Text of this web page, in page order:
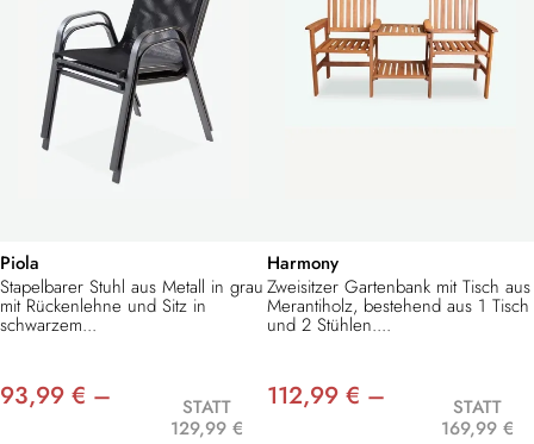
Piola
Stapelbarer Stuhl aus Metall in grau
mit Rückenlehne und Sitz in
schwarzem...
93,99 € –
STATT
129,99 €
Harmony
Zweisitzer Gartenbank mit Tisch aus
Merantiholz, bestehend aus 1 Tisch
und 2 Stühlen....
112,99 € –
STATT
169,99 €